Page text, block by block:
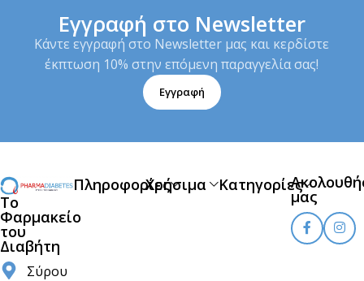
Εγγραφή στο Newsletter
Κάντε εγγραφή στο Newsletter μας και κερδίστε
έκπτωση 10% στην επόμενη παραγγελία σας!
Εγγραφή
Το
Φαρμακείο
του
Διαβήτη
Σύρου
ΠληροφορίεςΧρήσιμα Κατηγορίες
μας